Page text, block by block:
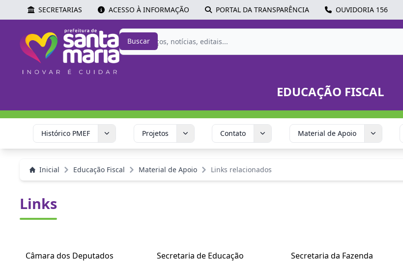
SECRETARIAS ACESSO À INFORMAÇÃO PORTAL DA TRANSPARÊNCIA OUVIDORIA 156
Buscar
EDUCAÇÃO FISCAL
Histórico PMEF Projetos Contato Material de Apoio
Inicial Educação Fiscal Material de Apoio Links relacionados
Links
Câmara dos Deputados Secretaria de Educação Secretaria da